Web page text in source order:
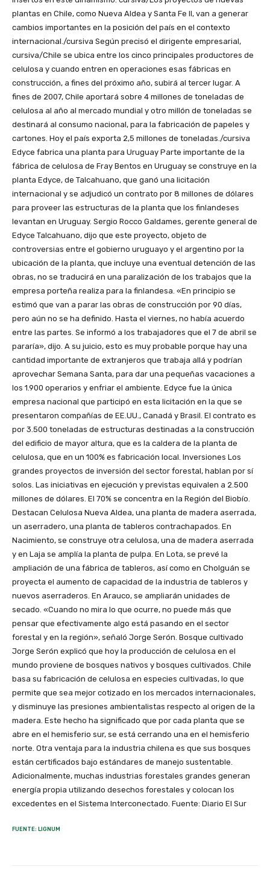
plantas en Chile, como Nueva Aldea y Santa Fe II, van a generar
cambios importantes en la posición del país en el contexto
internacional./cursiva Según precisó el dirigente empresarial,
cursiva/Chile se ubica entre los cinco principales productores de
celulosa y cuando entren en operaciones esas fábricas en
construcción, a fines del próximo año, subirá al tercer lugar. A
fines de 2007, Chile aportará sobre 4 millones de toneladas de
celulosa al año al mercado mundial y otro millón de toneladas se
destinará al consumo nacional, para la fabricación de papeles y
cartones. Hoy el país exporta 2,5 millones de toneladas./cursiva
Edyce fabrica una planta para Uruguay Parte importante de la
fábrica de celulosa de Fray Bentos en Uruguay se construye en la
planta Edyce, de Talcahuano, que ganó una licitación
internacional y se adjudicó un contrato por 8 millones de dólares
para proveer las estructuras de la planta que los finlandeses
levantan en Uruguay. Sergio Rocco Galdames, gerente general de
Edyce Talcahuano, dijo que este proyecto, objeto de
controversias entre el gobierno uruguayo y el argentino por la
ubicación de la planta, que incluye una eventual detención de las
obras, no se traducirá en una paralización de los trabajos que la
empresa porteña realiza para la finlandesa. «En principio se
estimó que van a parar las obras de construcción por 90 días,
pero aún no se ha definido. Hasta el viernes, no había acuerdo
entre las partes. Se informó a los trabajadores que el 7 de abril se
pararía», dijo. A su juicio, esto es muy probable porque hay una
cantidad importante de extranjeros que trabaja allá y podrían
aprovechar Semana Santa, para dar una pequeñas vacaciones a
los 1.900 operarios y enfriar el ambiente. Edyce fue la única
empresa nacional que participó en esta licitación en la que se
presentaron compañías de EE.UU., Canadá y Brasil. El contrato es
por 3.500 toneladas de estructuras destinadas a la construcción
del edificio de mayor altura, que es la caldera de la planta de
celulosa, que en un 100% es fabricación local. Inversiones Los
grandes proyectos de inversión del sector forestal, hablan por sí
solos. Las iniciativas en ejecución y previstas equivalen a 2.500
millones de dólares. El 70% se concentra en la Región del Biobío.
Destacan Celulosa Nueva Aldea, una planta de madera aserrada,
un aserradero, una planta de tableros contrachapados. En
Nacimiento, se construye otra celulosa, una de madera aserrada
y en Laja se amplía la planta de pulpa. En Lota, se prevé la
ampliación de una fábrica de tableros, así como en Cholguán se
proyecta el aumento de capacidad de la industria de tableros y
nuevos aserraderos. En Arauco, se ampliarán unidades de
secado. «Cuando no mira lo que ocurre, no puede más que
pensar que efectivamente algo está pasando en el sector
forestal y en la región», señaló Jorge Serón. Bosque cultivado
Jorge Serón explicó que hoy la producción de celulosa en el
mundo proviene de bosques nativos y bosques cultivados. Chile
basa su fabricación de celulosa en especies cultivadas, lo que
permite que sea mejor cotizado en los mercados internacionales,
y disminuye las presiones ambientalistas respecto al origen de la
madera. Este hecho ha significado que por cada planta que se
abre en el hemisferio sur, se está cerrando una en el hemisferio
norte. Otra ventaja para la industria chilena es que sus bosques
están certificados bajo estándares de manejo sustentable.
Adicionalmente, muchas industrias forestales grandes generan
energía propia utilizando desechos forestales y colocan los
excedentes en el Sistema Interconectado. Fuente: Diario El Sur
FUENTE: LIGNUM